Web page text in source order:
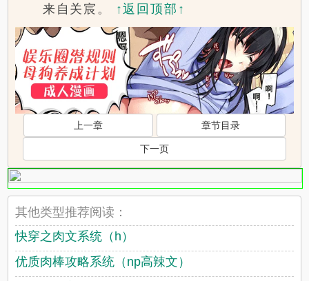
来自关宸。
↑返回顶部↑
上一章 章节目录
下一页
其他类型推荐阅读：
快穿之肉文系统（h）
优质肉棒攻略系统（np高辣文）